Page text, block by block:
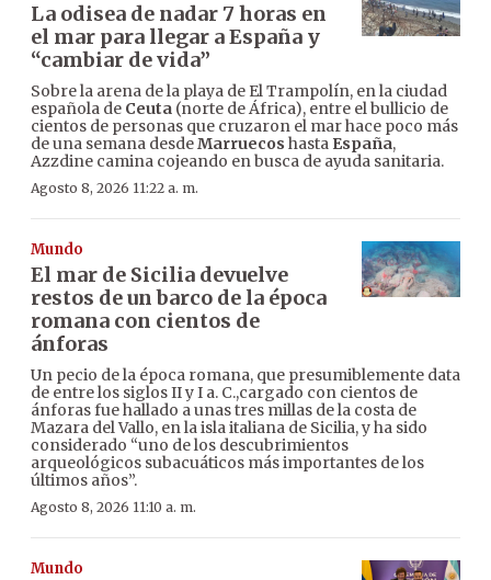
La odisea de nadar 7 horas en
el mar para llegar a España y
“cambiar de vida”
Sobre la arena de la playa de El Trampolín, en la ciudad
española de Ceuta (norte de África), entre el bullicio de
cientos de personas que cruzaron el mar hace poco más
de una semana desdeMarruecos hasta España,
Azzdine camina cojeando en busca de ayuda sanitaria.
Agosto 8, 2026 11:22 a. m.
Mundo
El mar de Sicilia devuelve
restos de un barco de la época
romana con cientos de
ánforas
Un pecio de la época romana, que presumiblemente data
de entre los siglos II y I a. C.,cargado con cientos de
ánforas fue hallado a unas tres millas de la costa de
Mazara del Vallo, en la isla italiana de Sicilia, y ha sido
considerado “uno de los descubrimientos
arqueológicos subacuáticos más importantes de los
últimos años”.
Agosto 8, 2026 11:10 a. m.
Mundo